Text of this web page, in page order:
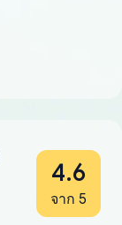
4.6
จาก 5